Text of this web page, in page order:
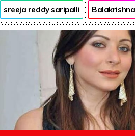
sreeja reddy saripalli Balakrishna